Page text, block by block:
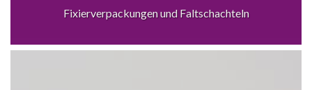
Fixierverpackungen und Faltschachteln